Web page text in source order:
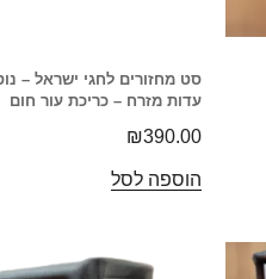
סט מחזורים לחגי ישראל –
עדות מזרח – כריכת עור חום
₪390.00
הוספה לסל